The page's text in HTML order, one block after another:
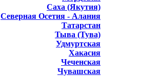
Саха (Якутия)
Северная Осетия - Алания
Татарстан
Тыва (Тува)
Удмуртская
Хакасия
Чеченская
Чувашская